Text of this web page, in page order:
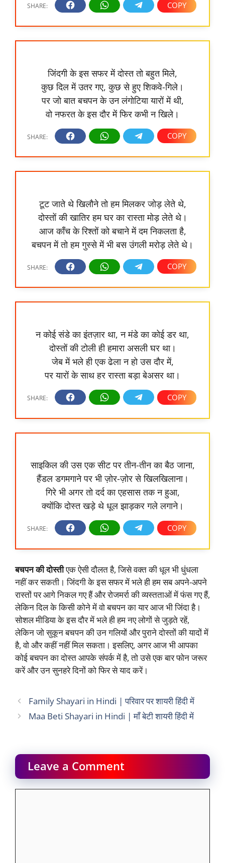
जिंदगी के इस सफर में दोस्त तो बहुत मिले,
कुछ दिल में उतर गए, कुछ से हुए शिकवे-गिले।
पर जो बात बचपन के उन लंगोटिया यारों में थी,
वो नफरत के इस दौर में फिर कभी न खिले।
टूट जाते थे खिलौने तो हम मिलकर जोड़ लेते थे,
दोस्तों की खातिर हम घर का रास्ता मोड़ लेते थे।
आज काँच के रिश्तों को बचाने में दम निकलता है,
बचपन में तो हम गुस्से में भी बस उंगली मरोड़ लेते थे।
न कोई संडे का इंतज़ार था, न मंडे का कोई डर था,
दोस्तों की टोली ही हमारा असली घर था।
जेब में भले ही एक ढेला न हो उस दौर में,
पर यारों के साथ हर रास्ता बड़ा बेअसर था।
साइकिल की उस एक सीट पर तीन-तीन का बैठ जाना,
हैंडल डगमगाने पर भी ज़ोर-ज़ोर से खिलखिलाना।
गिरे भी अगर तो दर्द का एहसास तक न हुआ,
क्योंकि दोस्त खड़े थे धूल झाड़कर गले लगाने।
बचपन की दोस्तीएक ऐसी दौलत है, जिसे वक्त की धूल भी धुंधला
नहीं कर सकती। जिंदगी के इस सफर में भले ही हम सब अपने-अपने
रास्तों पर आगे निकल गए हैं और रोजमर्रा की व्यस्तताओं में फंस गए हैं,
लेकिन दिल के किसी कोने में वो बचपन का यार आज भी जिंदा है।
सोशल मीडिया के इस दौर में भले ही हम नए लोगों से जुड़ते रहें,
लेकिन जो सुकून बचपन की उन गलियों और पुराने दोस्तों की यादों में
है, वो और कहीं नहीं मिल सकता। इसलिए, अगर आज भी आपका
कोई बचपन का दोस्त आपके संपर्क में है, तो उसे एक बार फोन जरूर
करें और उन सुनहरे दिनों को फिर से याद करें।
Family Shayari in Hindi | परिवार पर शायरी हिंदी में
Maa Beti Shayari in Hindi | माँ बेटी शायरी हिंदी में
Leave a Comment